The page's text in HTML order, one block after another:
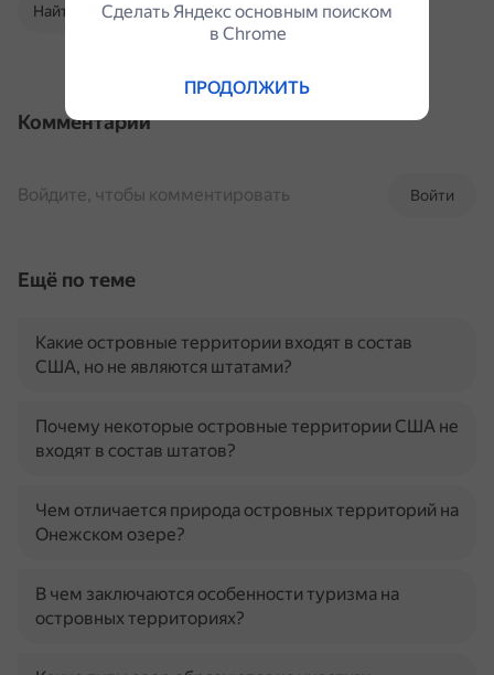
Найти в Поиске
Комментарии
Войти
Войдите, чтобы комментировать
Ещё по теме
Какие островные территории входят в состав
США, но не являются штатами?
Почему некоторые островные территории США не
входят в состав штатов?
Чем отличается природа островных территорий на
Онежском озере?
В чем заключаются особенности туризма на
островных территориях?
Сделать Яндекс основным поиском
в Сhrome
ПРОДОЛЖИТЬ